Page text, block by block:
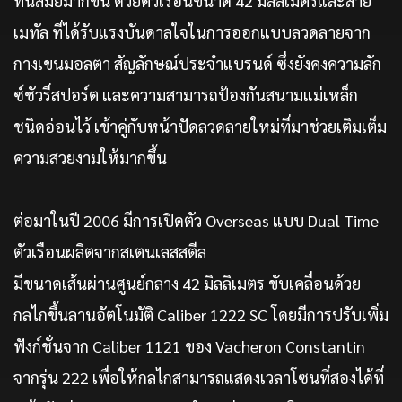
เมทัล ที่ได้รับแรงบันดาลใจในการออกแบบลวดลายจาก
กางเขนมอลตา สัญลักษณ์ประจำแบรนด์ ซึ่งยังคงความลัก
ซ์ชัวรี่สปอร์ต และความสามารถป้องกันสนามแม่เหล็ก
ชนิดอ่อนไว้ เข้าคู่กับหน้าปัดลวดลายใหม่ที่มาช่วยเติมเต็ม
ความสวยงามให้มากขึ้น
ต่อมาในปี 2006 มีการเปิดตัว Overseas แบบ Dual Time
ตัวเรือนผลิตจากสเตนเลสสตีล
มีขนาดเส้นผ่านศูนย์กลาง 42 มิลลิเมตร ขับเคลื่อนด้วย
กลไกขึ้นลานอัตโนมัติ Caliber 1222 SC โดยมีการปรับเพิ่ม
ฟังก์ชั่นจาก Caliber 1121 ของ Vacheron Constantin
จากรุ่น 222 เพื่อให้กลไกสามารถแสดงเวลาโซนที่สองได้ที่